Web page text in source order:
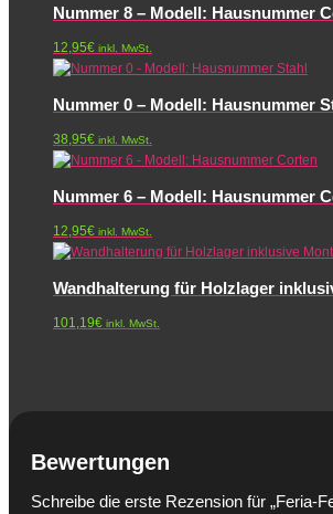
Nummer 8 – Modell: Hausnummer
12,95€ inkl. MwSt.
Nummer 0 – Modell: Hausnummer
38,95€ inkl. MwSt.
Nummer 6 – Modell: Hausnummer
12,95€ inkl. MwSt.
Wandhalterung für Holzlager
101,19€ inkl. MwSt.
Bewertungen
Schreibe die erste Rezension für „Feria-